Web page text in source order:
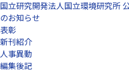
国立研究開発法人国立環境研究所
のお知らせ
表彰
新刊紹介
人事異動
編集後記